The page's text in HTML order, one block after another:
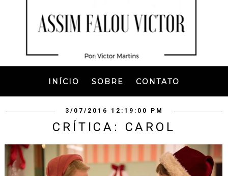
INÍCIO SOBRE CONTATO
3/07/2016 12:19:00 PM
CRÍTICA: CAROL